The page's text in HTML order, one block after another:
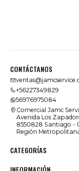
CONTÁCTANOS
+56227349829
56976975084
Comercial Jamc
Avenida Los
8550828 Santiago -
Región
CATEGORÍAS